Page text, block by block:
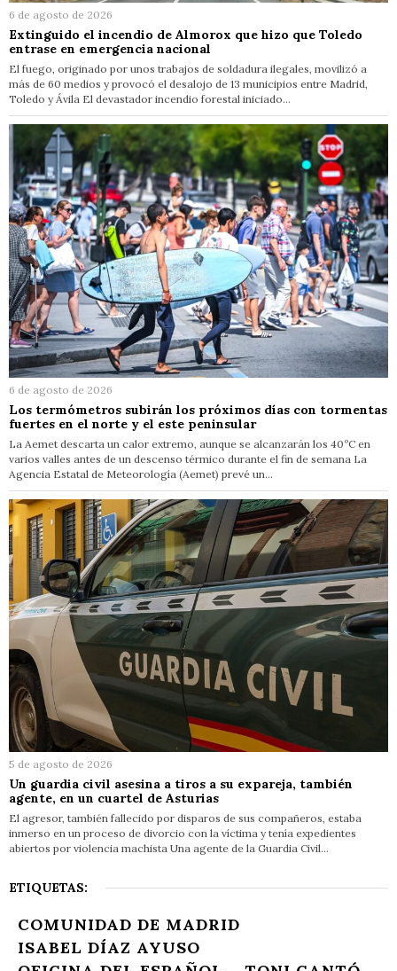
6 de agosto de 2026
Extinguido el incendio de Almorox que hizo que Toledo
entrase en emergencia nacional
El fuego, originado por unos trabajos de soldadura ilegales, movilizó a
más de 60 medios y provocó el desalojo de 13 municipios entre Madrid,
Toledo y Ávila El devastador incendio forestal iniciado…
6 de agosto de 2026
Los termómetros subirán los próximos días con tormentas
fuertes en el norte y el este peninsular
La Aemet descarta un calor extremo, aunque se alcanzarán los 40ºC en
varios valles antes de un descenso térmico durante el fin de semana La
Agencia Estatal de Meteorología (Aemet) prevé un…
5 de agosto de 2026
Un guardia civil asesina a tiros a su expareja, también
agente, en un cuartel de Asturias
El agresor, también fallecido por disparos de sus compañeros, estaba
inmerso en un proceso de divorcio con la víctima y tenía expedientes
abiertos por violencia machista Una agente de la Guardia Civil…
ETIQUETAS:
COMUNIDAD DE MADRID
ISABEL DÍAZ AYUSO